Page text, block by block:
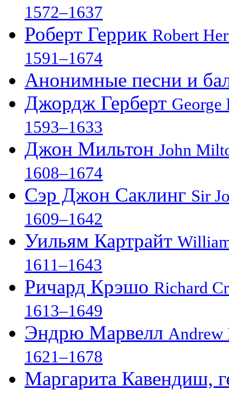
1572–1637
Роберт Геррик Robert
1591–1674
Анонимные песни и
Джордж Герберт George
1593–1633
Джон Мильтон John
1608–1674
Сэр Джон Саклинг Sir
1609–1642
Уильям Картрайт
1611–1643
Ричард Крэшо Richard
1613–1649
Эндрю Марвелл Andrew
1621–1678
Маргарита Кавендиш,